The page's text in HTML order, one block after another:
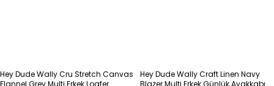
Hey Dude Wally Cru Stretch Canvas
Flannel Grey Multi Erkek Loafer
Hey Dude Wally Craft Linen Navy
Blazer Multi Erkek Günlük Ayakkabı